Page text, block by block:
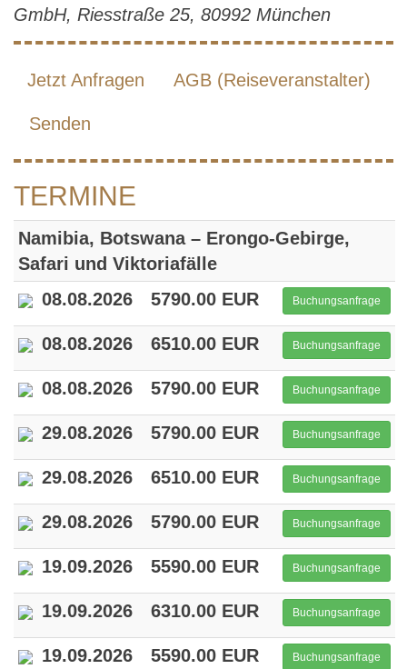
GmbH, Riesstraße 25, 80992 München
Jetzt Anfragen AGB (Reiseveranstalter)
Senden
TERMINE
Namibia, Botswana – Erongo-Gebirge,
Safari und Viktoriafälle
08.08.2026
5790.00 EUR Buchungsanfrage
08.08.2026 6510.00 EUR Buchungsanfrage
08.08.2026 5790.00 EUR Buchungsanfrage
29.08.2026 5790.00 EUR Buchungsanfrage
29.08.2026 6510.00 EUR Buchungsanfrage
29.08.2026 5790.00 EUR Buchungsanfrage
19.09.2026 5590.00 EUR Buchungsanfrage
19.09.2026 6310.00 EUR Buchungsanfrage
19.09.2026 5590.00 EUR Buchungsanfrage